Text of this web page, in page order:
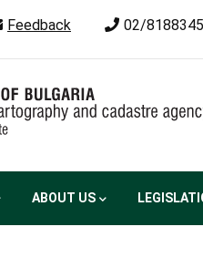
Feedback 02/8188345
ABOUT US